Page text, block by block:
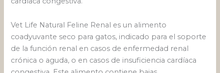
Vet Life Natural Feline Renal es un alimento
coadyuvante seco para gatos, indicado para el soporte
de la función renal en casos de enfermedad renal
crónica o aguda, o en casos de insuficiencia cardíaca